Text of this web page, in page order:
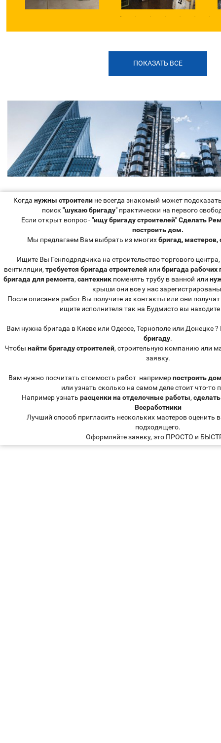
ПОКАЗАТЬ ВСЕ
Когда нужны строители не всегда знакомый может
поиск "шукаю бригаду" практически на первого
Если открыт вопрос -"ищу бригаду строителей" Сделать
построить дом.
Мы предлагаем Вам выбрать из многихбригад,
Ищите Вы Генподрядчика на строительство торгового центра,
вентиляции, требуется бригада строителей или бригада рабочих
бригада для ремонта, сантехник поменять трубу в ванной или
крыши они все у нас
После описания работ Вы получите их контакты или они
ищите исполнителя так на Будмисто вы находите
Вам нужна бригада в Киеве или Одессе, Тернополе или Донецке ?
бригаду.
Чтобы найти бригаду строителей, строительную компанию или
заявку.
Вам нужно посчитать стоимость работ напримерпостроить
или узнать сколько на самом деле стоит что-то
Например узнать расценки на отделочные работы,
Всеработники
Лучший способ пригласить нескольких мастеров оценить
подходящего.
Оформляйте заявку, это ПРОСТО и